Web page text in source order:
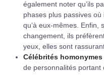
également noter qu’ils
phases plus passives
qu’à eux-mêmes. Enfin,
changement, ils
yeux, elles sont
Célébrités homonymes
de personnalités portant